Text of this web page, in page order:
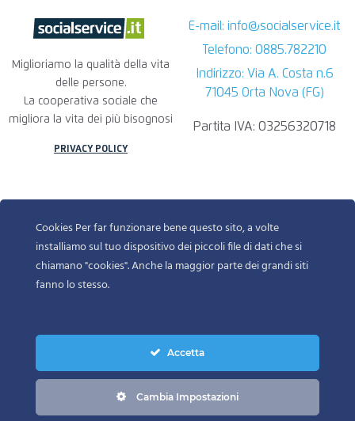
Miglioriamo la qualità della vita
delle persone.
La cooperativa sociale che
migliora la vita dei più bisognosi
PRIVACY POLICY
E-mail: info@socialservice.it
Telefono: 0885.782210
Indirizzo: Via A. Costa n.6
71045 Orta Nova (FG)
Partita IVA: 03256320718
ALL RIGHTS RESERVED
Cookies Per far funzionare bene questo sito, a volte
installiamo sul tuo dispositivo dei piccoli file di dati che si
chiamano "cookies". Anche la maggior parte dei grandi siti
fanno lo stesso.
Accetta
Cambia Impostazioni